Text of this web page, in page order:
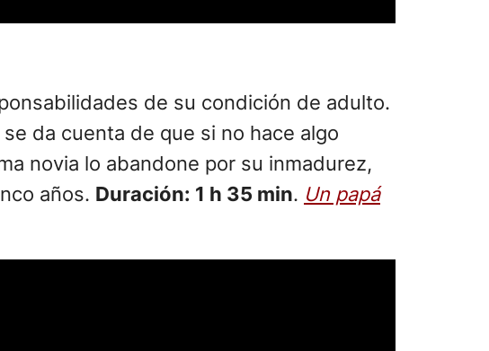
de su condición de adulto.
da cuenta de que si no hace algo
novia lo abandone por su inmadurez,
años. Duración: 1 h 35 min. Un papá